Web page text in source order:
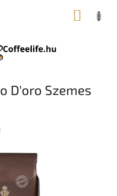
KOSÁR
D'oro Szemes